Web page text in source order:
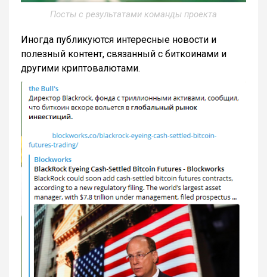
Посты с результатами команды проекта
Иногда публикуются интересные новости и
полезный контент, связанный с биткоинами и
другими криптовалютами.